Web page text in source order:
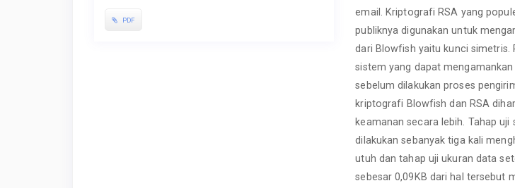
PDF
email. Kriptografi RSA yang
publiknya digunakan untuk
dari Blowfish yaitu kunci
sistem yang dapat
sebelum dilakukan proses
kriptografi Blowfish dan RSA
keamanan secara lebih. Tahap
dilakukan sebanyak tiga kali
utuh dan tahap uji ukuran data
sebesar 0,09KB dari hal tersebut